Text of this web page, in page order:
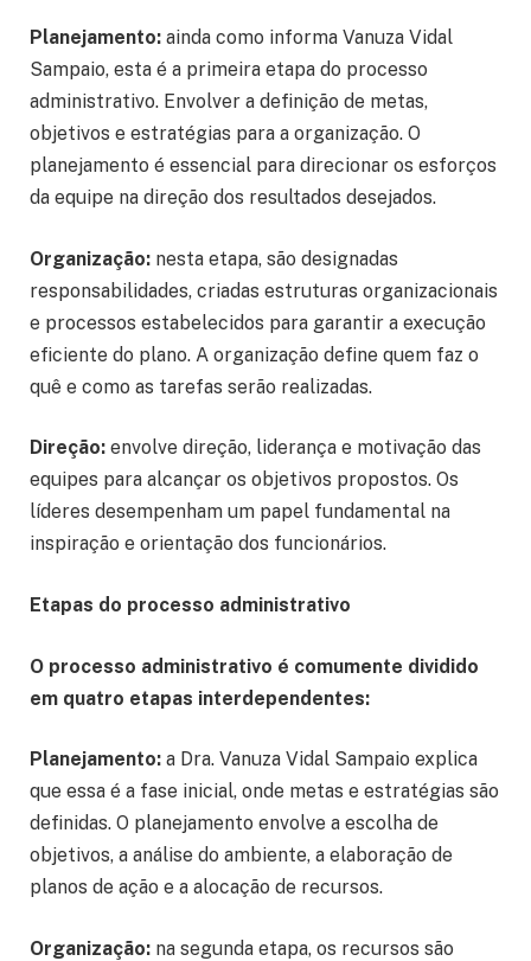
Planejamento: ainda como informa Vanuza Vidal
Sampaio, esta é a primeira etapa do processo
administrativo. Envolver a definição de metas,
objetivos e estratégias para a organização. O
planejamento é essencial para direcionar os esforços
da equipe na direção dos resultados desejados.
Organização: nesta etapa, são designadas
responsabilidades, criadas estruturas organizacionais
e processos estabelecidos para garantir a execução
eficiente do plano. A organização define quem faz o
quê e como as tarefas serão realizadas.
Direção: envolve direção, liderança e motivação das
equipes para alcançar os objetivos propostos. Os
líderes desempenham um papel fundamental na
inspiração e orientação dos funcionários.
Etapas do processo administrativo
O processo administrativo é comumente dividido
em quatro etapas interdependentes:
Planejamento: a Dra. Vanuza Vidal Sampaio explica
que essa é a fase inicial, onde metas e estratégias são
definidas. O planejamento envolve a escolha de
objetivos, a análise do ambiente, a elaboração de
planos de ação e a alocação de recursos.
Organização: na segunda etapa, os recursos são